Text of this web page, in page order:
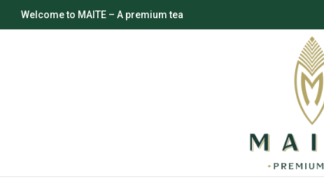
Welcome to MAITE – A premium tea